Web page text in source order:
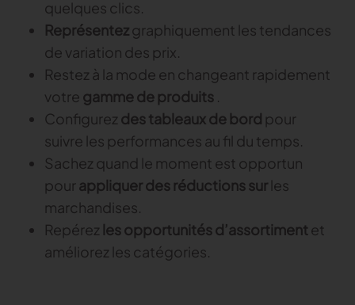
quelques clics.
Représentezgraphiquement les tendances
de variation des prix.
Restez à la mode en changeant rapidement
votre gamme de produits .
Configurez des tableaux de bord pour
suivre les performances au fil du temps.
Sachez quand le moment est opportun
pour appliquer des réductions sur les
marchandises.
Repérez les opportunités d’assortiment et
améliorez les catégories.